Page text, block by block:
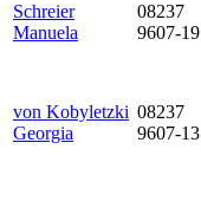
Schreier
Manuela
08237
9607-19
von Kobyletzki
Georgia
08237
9607-13